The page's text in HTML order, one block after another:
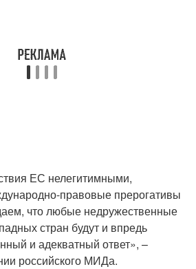
ЕС нелегитимными,
правовые прерогативы
что любые недружественные
стран будут и впредь
и адекватный ответ», –
российского МИДа.